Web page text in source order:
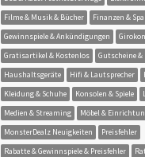
Filme & Musik & Bücher
Finanzen &
Gewinnspiele & Ankündigungen
Gratisartikel & Kostenlos
Gutscheine &
Haushaltsgeräte
Hifi & Lautsprecher
Kleidung & Schuhe
Konsolen & Spiele
Medien & Streaming
Möbel &
MonsterDealz Neuigkeiten
Preisfehler
Rabatte & Gewinnspiele & Preisfehler